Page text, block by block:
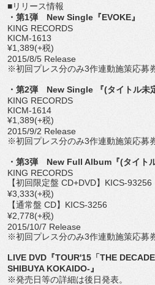
■リリース情報
・第1弾 New Single『EVOKE』
KING RECORDS
KICM-1613
¥1,389(+税)
2015/8/5 Release
※初回プレス分のみ3作連動施策応募
・第2弾 New Single 『(タイトル未
KING RECORDS
KICM-1614
¥1,389(+税)
2015/9/2 Release
※初回プレス分のみ3作連動施策応募
・第3弾 New Full Album『(タイトル
KING RECORDS
【初回限定盤 CD+DVD】KICS-93256
¥3,333(+税)
【通常盤 CD】KICS-3256
¥2,778(+税)
2015/10/7 Release
※初回プレス分のみ3作連動施策応募
LIVE DVD『TOUR'15「THE
SHIBUYA KOKAIDO-』
※発売日等の詳細は後日発表。